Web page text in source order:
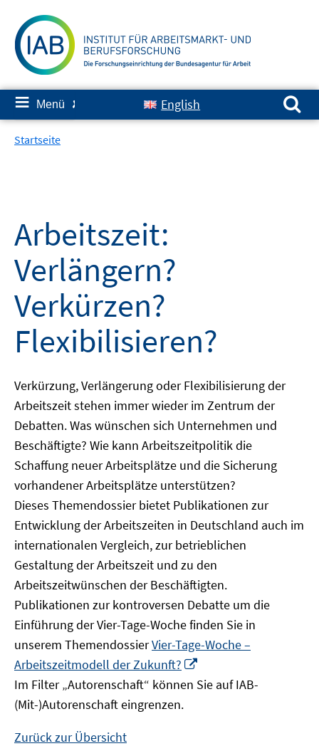
zum
Inhalt
≡ Menü ✘ English
Suchen nach:
Startseite
Arbeitszeit:
Verlängern?
Verkürzen?
Flexibilisieren?
Verkürzung, Verlängerung oder Flexibilisierung der
Arbeitszeit stehen immer wieder im Zentrum der
Debatten. Was wünschen sich Unternehmen und
Beschäftigte? Wie kann Arbeitszeitpolitik die
Schaffung neuer Arbeitsplätze und die Sicherung
vorhandener Arbeitsplätze unterstützen?
Dieses Themendossier bietet Publikationen zur
Entwicklung der Arbeitszeiten in Deutschland auch im
internationalen Vergleich, zur betrieblichen
Gestaltung der Arbeitszeit und zu den
Arbeitszeitwünschen der Beschäftigten.
Publikationen zur kontroversen Debatte um die
Einführung der Vier-Tage-Woche finden Sie in
unserem ThemendossierVier-Tage-Woche –
Arbeitszeitmodell der Zukunft?
neuem
Im Filter „Autorenschaft“ können Sie auf IAB-
(Mit-)Autorenschaft eingrenzen.
Zurück zur Übersicht